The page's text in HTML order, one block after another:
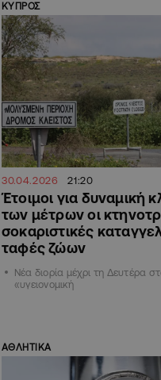
ΚΥΠΡΟΣ
30.04.2026 21:20
Έτοιμοι για δυναμική
των μέτρων οι
σοκαριστικές
ταφές ζώων
Νέα διορία μέχρι τη Δευτέρα
«υγειονομική
ΑΘΛΗΤΙΚΑ